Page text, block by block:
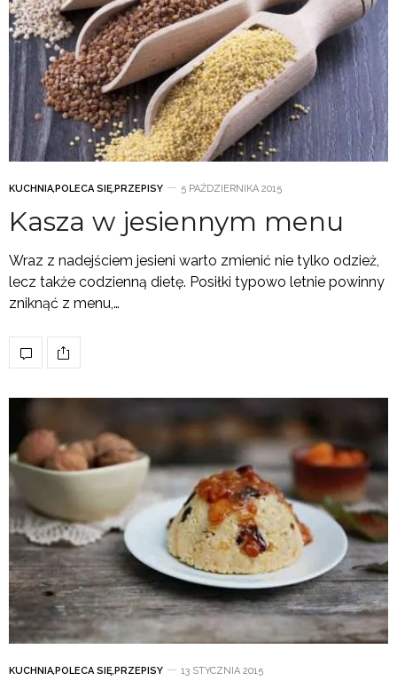
KUCHNIA,POLECA SIĘ,PRZEPISY 5 PAŹDZIERNIKA 2015
Kasza w jesiennym menu
Wraz z nadejściem jesieni warto zmienić nie tylko odzież,
lecz także codzienną dietę. Posiłki typowo letnie powinny
zniknąć z menu,…
KUCHNIA,POLECA SIĘ,PRZEPISY 13 STYCZNIA 2015